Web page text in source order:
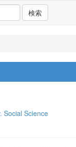
検索
Social Science